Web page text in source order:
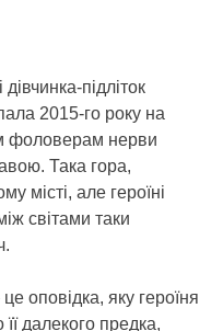
підліток
2015-го року на
фоловерам нерви
Така гора,
місті, але героїні
світами таки
оповідка, яку героїня
її далекого предка,